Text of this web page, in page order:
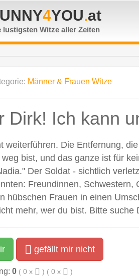
4YOU.at
lustigsten Witze aller Zeiten
Männer & Frauen Witze
Dirk! Ich kann
weiterführen. Die Entfernung,
bist, und das ganze ist für
Der Soldat - sichtlich
Freundinnen,
hübschen Frauen in einen
mehr, wer du bist. Bitte
gefällt mir nicht
0 ( 0 x ) ( 0 x )